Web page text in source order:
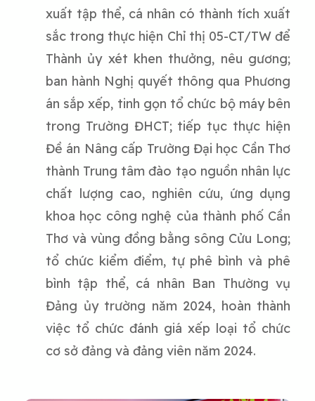
xuất tập thể, cá nhân có thành tích xuất
sắc trong thực hiện Chỉ thị 05-CT/TW để
Thành ủy xét khen thưởng, nêu gương;
ban hành Nghị quyết thông qua Phương
án sắp xếp, tinh gọn tổ chức bộ máy bên
trong Trường ĐHCT; tiếp tục thực hiện
Đề án Nâng cấp Trường Đại học Cần Thơ
thành Trung tâm đào tạo nguồn nhân lực
chất lượng cao, nghiên cứu, ứng dụng
khoa học công nghệ của thành phố Cần
Thơ và vùng đồng bằng sông Cửu Long;
tổ chức kiểm điểm, tự phê bình và phê
bình tập thể, cá nhân Ban Thường vụ
Đảng ủy trường năm 2024, hoàn thành
việc tổ chức đánh giá xếp loại tổ chức
cơ sở đảng và đảng viên năm 2024.